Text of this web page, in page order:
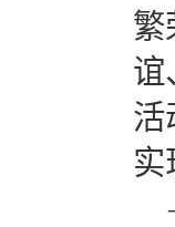
繁
谊
活
实